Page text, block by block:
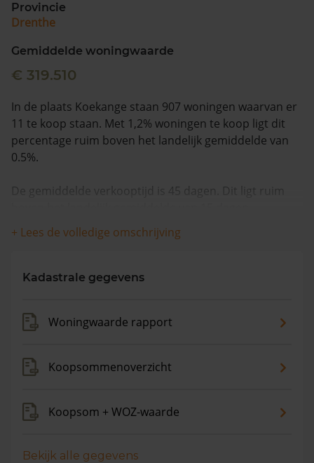
088 220 4200
Maandag t/m vrijdag - 08:00 -18:00
Provincie
Drenthe
Gemiddelde woningwaarde
€ 319.510
In de plaats Koekange staan 907 woningen waarvan er
11 te koop staan. Met 1,2% woningen te koop ligt dit
percentage ruim boven het landelijk gemiddelde van
0.5%.
De gemiddelde verkooptijd is 45 dagen. Dit ligt ruim
De gemiddelde huizenprijs is €513.091. De gemiddelde
de gemiddelde woningwaarde met 9,6% gestegen.
+ Lees de volledige omschrijving
Kadastrale gegevens
Woningwaarde rapport
Koopsommenoverzicht
Koopsom + WOZ-waarde
Bekijk alle gegevens